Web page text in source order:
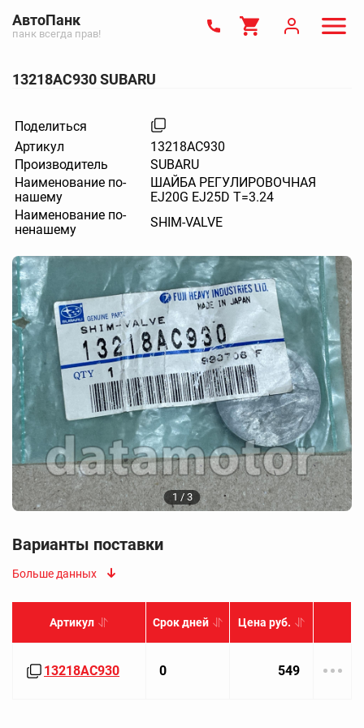
АвтоПанк
панк всегда прав!
13218AC930 SUBARU
Поделиться
Артикул
13218AC930
Производитель
SUBARU
Наименование по-
нашему
ШАЙБА РЕГУЛИРОВОЧНАЯ
EJ20G EJ25D T=3.24
Наименование по-
ненашему
SHIM-VALVE
1 / 3
Варианты поставки
Больше данных
Артикул Срок дней Цена руб.
13218AC930 0 549